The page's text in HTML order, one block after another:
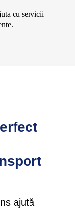
cu servicii
ajută